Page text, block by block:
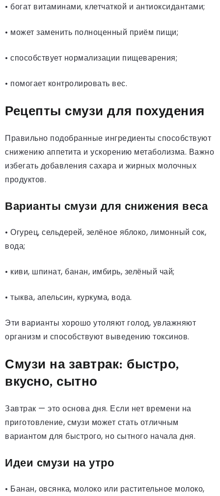
• богат витаминами, клетчаткой и антиоксидантами;
• может заменить полноценный приём пищи;
• способствует нормализации пищеварения;
• помогает контролировать вес.
Рецепты смузи для похудения
Правильно подобранные ингредиенты способствуют
снижению аппетита и ускорению метаболизма. Важно
избегать добавления сахара и жирных молочных
продуктов.
Варианты смузи для снижения веса
• Огурец, сельдерей, зелёное яблоко, лимонный сок,
вода;
• киви, шпинат, банан, имбирь, зелёный чай;
• тыква, апельсин, куркума, вода.
Эти варианты хорошо утоляют голод, увлажняют
организм и способствуют выведению токсинов.
Смузи на завтрак: быстро,
вкусно, сытно
Завтрак — это основа дня. Если нет времени на
приготовление, смузи может стать отличным
вариантом для быстрого, но сытного начала дня.
Идеи смузи на утро
• Банан, овсянка, молоко или растительное молоко,